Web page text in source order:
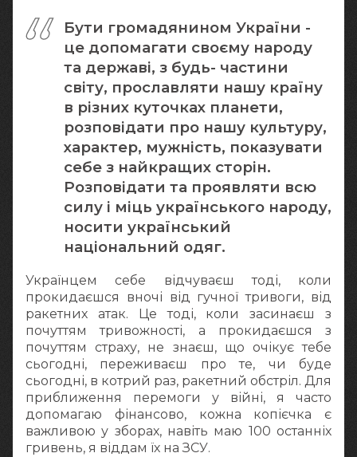
Бути громадянином України -
це допомагати своєму народу
та державі, з будь- частини
світу, прославляти нашу країну
в різних куточках планети,
розповідати про нашу культуру,
характер, мужність, показувати
себе з найкращих сторін.
Розповідати та проявляти всю
силу і міць українського народу,
носити український
національний одяг.
Українцем себе відчуваєш тоді, коли
прокидаєшся вночі від гучної тривоги, від
ракетних атак. Це тоді, коли засинаєш з
почуттям тривожності, а прокидаєшся з
почуттям страху, не знаєш, що очікує тебе
сьогодні, переживаєш про те, чи буде
сьогодні, в котрий раз, ракетний обстріл. Для
приближення перемоги у війні, я часто
допомагаю фінансово, кожна копієчка є
важливою у зборах, навіть маю 100 останніх
гривень, я віддам їх на ЗСУ.